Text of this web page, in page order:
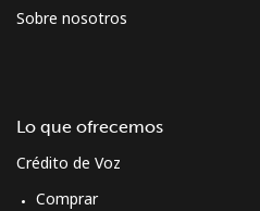
Sobre nosotros
Lo que ofrecemos
Crédito de Voz
Comprar